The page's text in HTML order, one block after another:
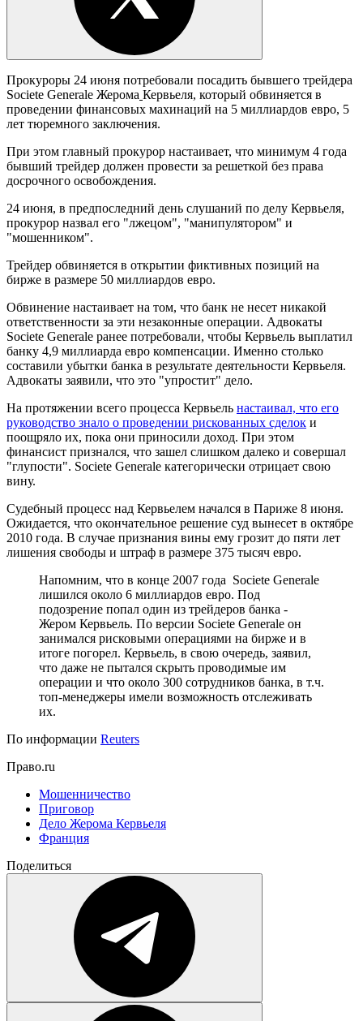
Прокуроры 24 июня потребовали посадить бывшего трейдера
Societe Generale Жерома Кервьеля, который обвиняется в
проведении финансовых махинаций на 5 миллиардов евро, 5
лет тюремного заключения.
При этом главный прокурор настаивает, что минимум 4 года
бывший трейдер должен провести за решеткой без права
досрочного освобождения.
24 июня, в предпоследний день слушаний по делу Кервьеля,
прокурор назвал его "лжецом", "манипулятором" и
"мошенником".
Трейдер обвиняется в открытии фиктивных позиций на
бирже в размере 50 миллиардов евро.
Обвинение настаивает на том, что банк не несет никакой
ответственности за эти незаконные операции. Адвокаты
Societe Generale ранее потребовали, чтобы Кервьель выплатил
банку 4,9 миллиарда евро компенсации. Именно столько
составили убытки банка в результате деятельности Кервьеля.
Адвокаты заявили, что это "упростит" дело.
На протяжении всего процесса Кервьель настаивал, что его
руководство знало о проведении рискованных сделок и
поощряло их, пока они приносили доход. При этом
финансист признался, что зашел слишком далеко и совершал
"глупости". Societe Generale категорически отрицает свою
вину.
Судебный процесс над Кервьелем начался в Париже 8 июня.
Ожидается, что окончательное решение суд вынесет в октябре
2010 года. В случае признания вины ему грозит до пяти лет
лишения свободы и штраф в размере 375 тысяч евро.
Напомним, что в конце 2007 года Societe Generale
лишился около 6 миллиардов евро. Под
подозрение попал один из трейдеров банка -
Жером Кервьель. По версии Societe Generale он
занимался рисковыми операциями на бирже и в
итоге погорел. Кервьель, в свою очередь, заявил,
что даже не пытался скрыть проводимые им
операции и что около 300 сотрудников банка, в т.ч.
топ-менеджеры имели возможность отслеживать
их.
По информации Reuters
Право.ru
Мошенничество
Приговор
Дело Жерома Кервьеля
Франция
Поделиться